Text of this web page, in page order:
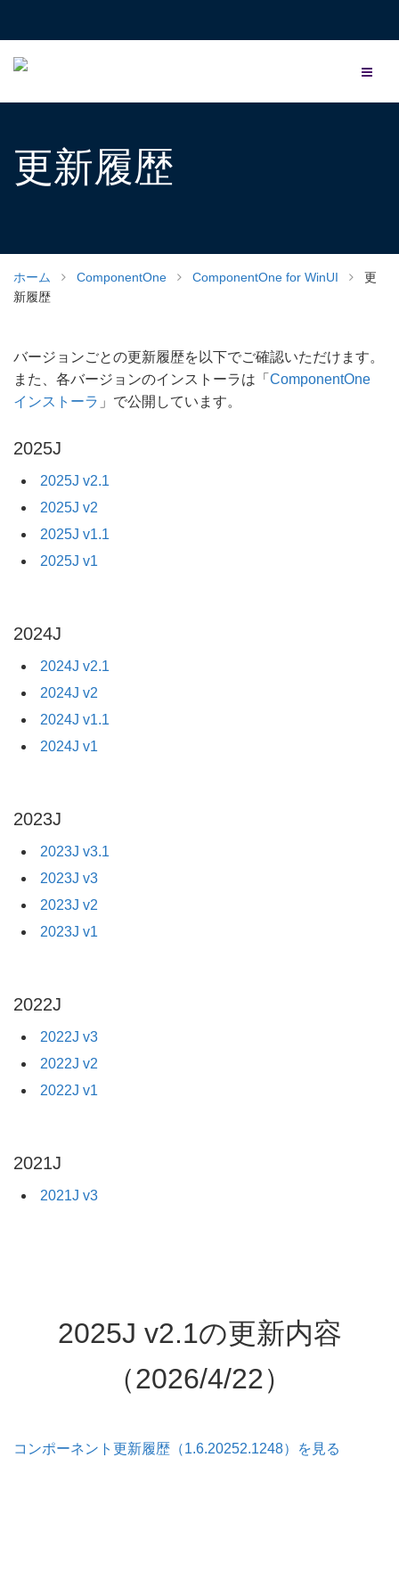
更新履歴
ホーム ComponentOne ComponentOne for WinUI
更
新履歴
バージョンごとの更新履歴を以下でご確認いただけます。
また、各バージョンのインストーラは「 ComponentOne
インストーラ 」で公開しています。
2025J
2025J v2.1
2025J v2
2025J v1.1
2025J v1
2024J
2024J v2.1
2024J v2
2024J v1.1
2024J v1
2023J
2023J v3.1
2023J v3
2023J v2
2023J v1
2022J
2022J v3
2022J v2
2022J v1
2021J
2021J v3
2025J v2.1の更新内容
（2026/4/22）
コンポーネント更新履歴（1.6.20252.1248）を見る